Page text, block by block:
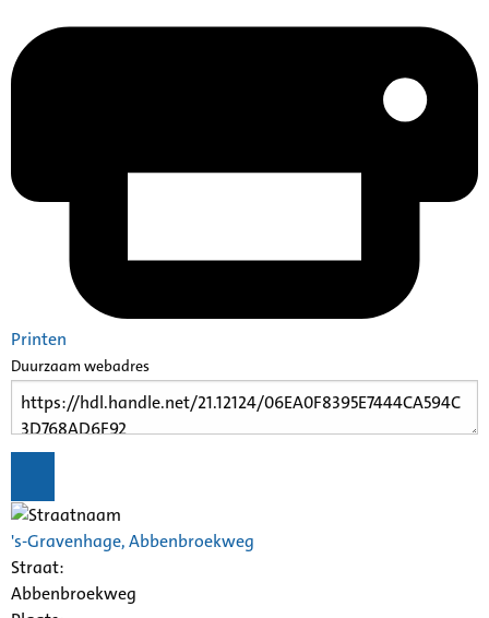
Printen
Duurzaam webadres
's-Gravenhage, Abbenbroekweg
Straat:
Abbenbroekweg